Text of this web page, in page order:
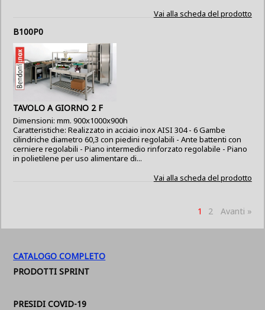
Vai alla scheda del prodotto
B100P0
TAVOLO A GIORNO 2 F
Dimensioni: mm. 900x1000x900h
Caratteristiche: Realizzato in acciaio inox AISI 304 - 6 Gambe
cilindriche diametro 60,3 con piedini regolabili - Ante battenti con
cerniere regolabili - Piano intermedio rinforzato regolabile - Piano
in polietilene per uso alimentare di...
Vai alla scheda del prodotto
1 2 Avanti »
CATALOGO COMPLETO
PRODOTTI SPRINT
PRESIDI COVID-19